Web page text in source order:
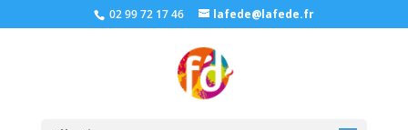
02 99 72 17 46 lafede@lafede.fr